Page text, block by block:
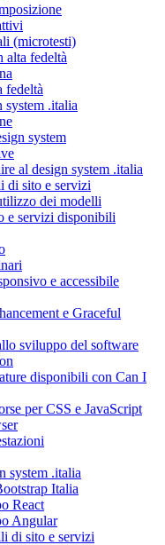
(microtesti)
alta fedeltà
fedeltà
system .italia
system
al design system .italia
di sito e servizi
dei modelli
e servizi disponibili
e accessibile
e Graceful
sviluppo del software
disponibili con Can I
per CSS e JavaScript
system .italia
Italia
React
Angular
di sito e servizi